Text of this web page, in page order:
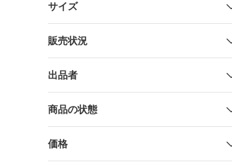
サイズ
販売状況
出品者
商品の状態
価格